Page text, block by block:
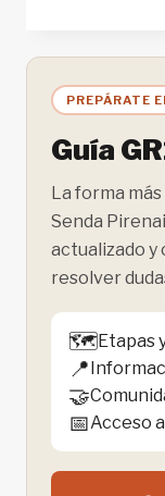
PREPÁRATE
Guía
La forma
Senda
actualizado y
resolver
🗺️Etapas
📍
🤝
📅Acceso